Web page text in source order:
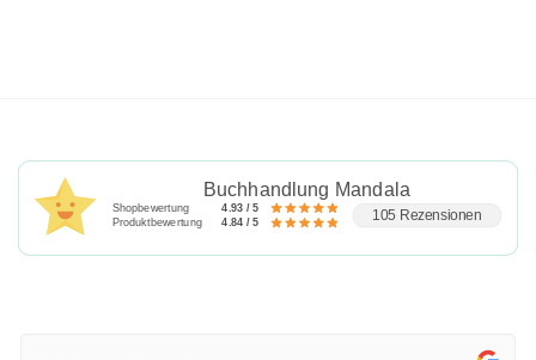
Buchhandlung Mandala
Shopbewertung 4.93 / 5
Produktbewertung 4.84 / 5 105 Rezensionen